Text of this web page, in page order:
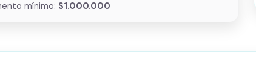
mínimo: $1.000.000